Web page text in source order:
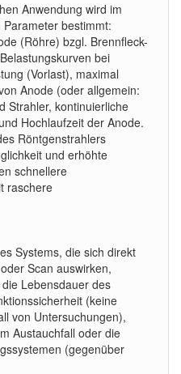
Anwendung wird im
bestimmt:
(Röhre) bzgl. Brennfleck-
bei
(Vorlast), maximal
Anode (oder allgemein:
Strahler, kontinuierliche
Hochlaufzeit der Anode.
Röntgenstrahlers
und erhöhte
schnellere
raschere
Systems, die sich direkt
Scan auswirken,
Lebensdauer des
(keine
von Untersuchungen),
Austauchfall oder die
(gegenüber